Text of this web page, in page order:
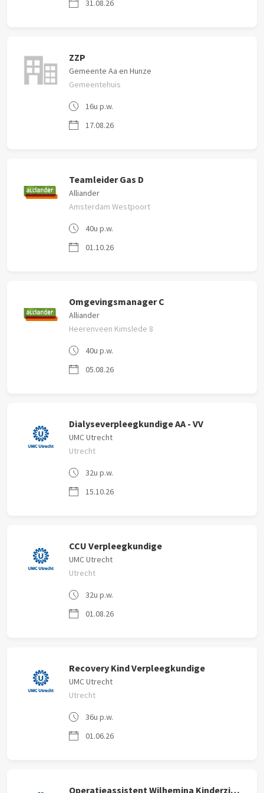
31.08.26
ZZP
Gemeente Aa en Hunze
Gemeentehuis
16u p.w.
17.08.26
Teamleider Gas D
Alliander
Amsterdam Westpoort
40u p.w.
01.10.26
Omgevingsmanager C
Alliander
Heerenveen Kimslede 8
40u p.w.
05.08.26
Dialyseverpleegkundige AA - VV
UMC Utrecht
Utrecht
32u p.w.
15.10.26
CCU Verpleegkundige
UMC Utrecht
Utrecht
32u p.w.
01.08.26
Recovery Kind Verpleegkundige
UMC Utrecht
Utrecht
36u p.w.
01.06.26
Operatieassistent Wilhemina Kinderziekenhuis